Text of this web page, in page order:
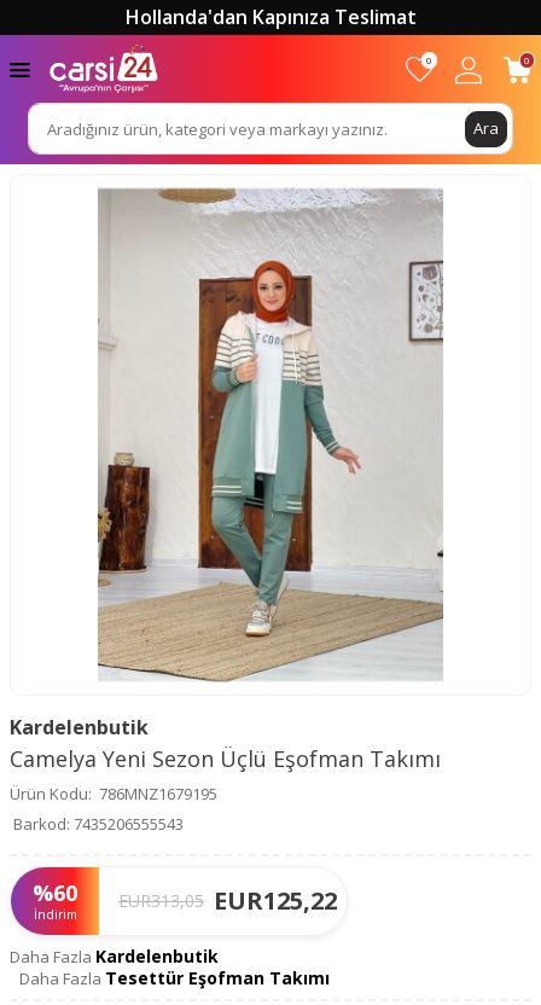
Hollanda'dan Kapınıza Teslimat
Ara
0 0
Kardelenbutik
Camelya Yeni Sezon Üçlü Eşofman Takımı
Ürün Kodu: 786MNZ1679195
Barkod: 7435206555543
%60
İndirim
EUR313,05 EUR125,22
Daha Fazla Kardelenbutik
Daha Fazla Tesettür Eşofman Takımı